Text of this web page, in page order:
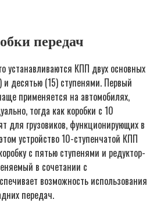
передач
устанавливаются КПП двух основных
десятью (15) ступенями. Первый
применяется на автомобилях,
тогда как коробки с 10
для грузовиков, функционирующих в
устройство 10-ступенчатой КПП
с пятью ступенями и редуктор-
в сочетании с
возможность использования
передач.